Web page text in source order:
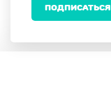
ПОДПИСАТЬСЯ